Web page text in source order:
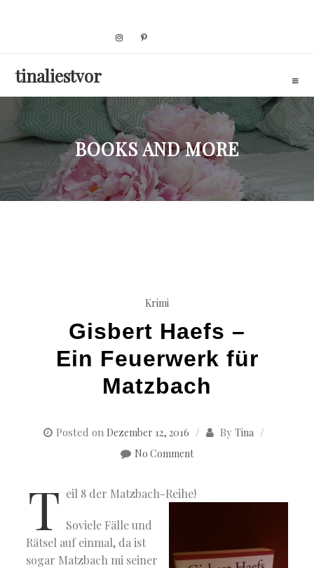
tinaliestvor
BOOKS AND MORE
Krimi
Gisbert Haefs –
Ein Feuerwerk für
Matzbach
Posted on Dezember 12, 2016 By Tina
No Comment
T eil 8 der Matzbach-Reihe!
Soviele Fälle und
Rätsel auf einmal, da ist
sogar Matzbach mi seiner